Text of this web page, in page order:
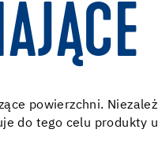
powierzchni.
do tego celu produkty